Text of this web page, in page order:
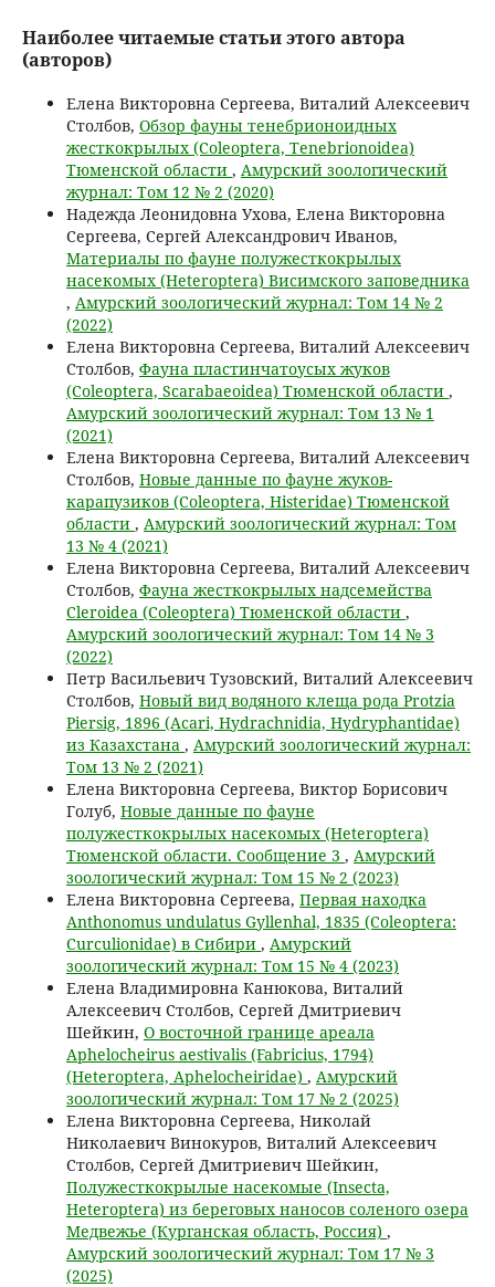
Наиболее читаемые статьи этого автора
(авторов)
Елена Викторовна Сергеева, Виталий Алексеевич
Столбов, Обзор фауны тенебрионоидных
жесткокрылых (Coleoptera, Tenebrionoidea)
Тюменской области , Амурский зоологический
журнал: Том 12 № 2 (2020)
Надежда Леонидовна Ухова, Елена Викторовна
Сергеева, Сергей Александрович Иванов,
Материалы по фауне полужесткокрылых
насекомых (Heteroptera) Висимского заповедника
, Амурский зоологический журнал: Том 14 № 2
(2022)
Елена Викторовна Сергеева, Виталий Алексеевич
Столбов, Фауна пластинчатоусых жуков
(Coleoptera, Scarabaeoidea) Тюменской области ,
Амурский зоологический журнал: Том 13 № 1
(2021)
Елена Викторовна Сергеева, Виталий Алексеевич
Столбов, Новые данные по фауне жуков-
карапузиков (Coleoptera, Histeridae) Тюменской
области , Амурский зоологический журнал: Том
13 № 4 (2021)
Елена Викторовна Сергеева, Виталий Алексеевич
Столбов, Фауна жесткокрылых надсемейства
Cleroidea (Coleoptera) Тюменской области ,
Амурский зоологический журнал: Том 14 № 3
(2022)
Петр Васильевич Тузовский, Виталий Алексеевич
Столбов, Новый вид водяного клеща рода Protzia
Piersig, 1896 (Acari, Hydrachnidia, Hydryphantidae)
из Казахстана , Амурский зоологический журнал:
Том 13 № 2 (2021)
Елена Викторовна Сергеева, Виктор Борисович
Голуб, Новые данные по фауне
полужесткокрылых насекомых (Heteroptera)
Тюменской области. Сообщение 3 , Амурский
зоологический журнал: Том 15 № 2 (2023)
Елена Викторовна Сергеева, Первая находка
Anthonomus undulatus Gyllenhal, 1835 (Coleoptera:
Curculionidae) в Сибири , Амурский
зоологический журнал: Том 15 № 4 (2023)
Елена Владимировна Канюкова, Виталий
Алексеевич Столбов, Сергей Дмитриевич
Шейкин, О восточной границе ареала
Aphelocheirus aestivalis (Fabricius, 1794)
(Heteroptera, Aphelocheiridae) , Амурский
зоологический журнал: Том 17 № 2 (2025)
Елена Викторовна Сергеева, Николай
Николаевич Винокуров, Виталий Алексеевич
Столбов, Сергей Дмитриевич Шейкин,
Полужесткокрылые насекомые (Insecta,
Heteroptera) из береговых наносов соленого озера
Медвежье (Курганская область, Россия) ,
Амурский зоологический журнал: Том 17 № 3
(2025)